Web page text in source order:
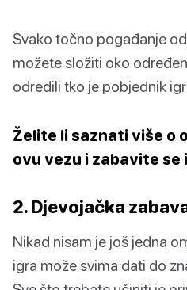
Svako točno pogađanje
možete složiti oko
odredili tko je pobjednik
Želite li saznati više o
ovu vezu i zabavite se
2. Djevojačka
Nikad nisam je još jedna
igra može svima dati do